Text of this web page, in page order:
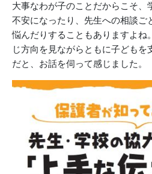
大事なわが子のことだからこそ、
不安になったり、先生への相談ご
悩んだりすることもありますよね
じ方向を見ながらともに子ども
だと、お話を伺って感じました。